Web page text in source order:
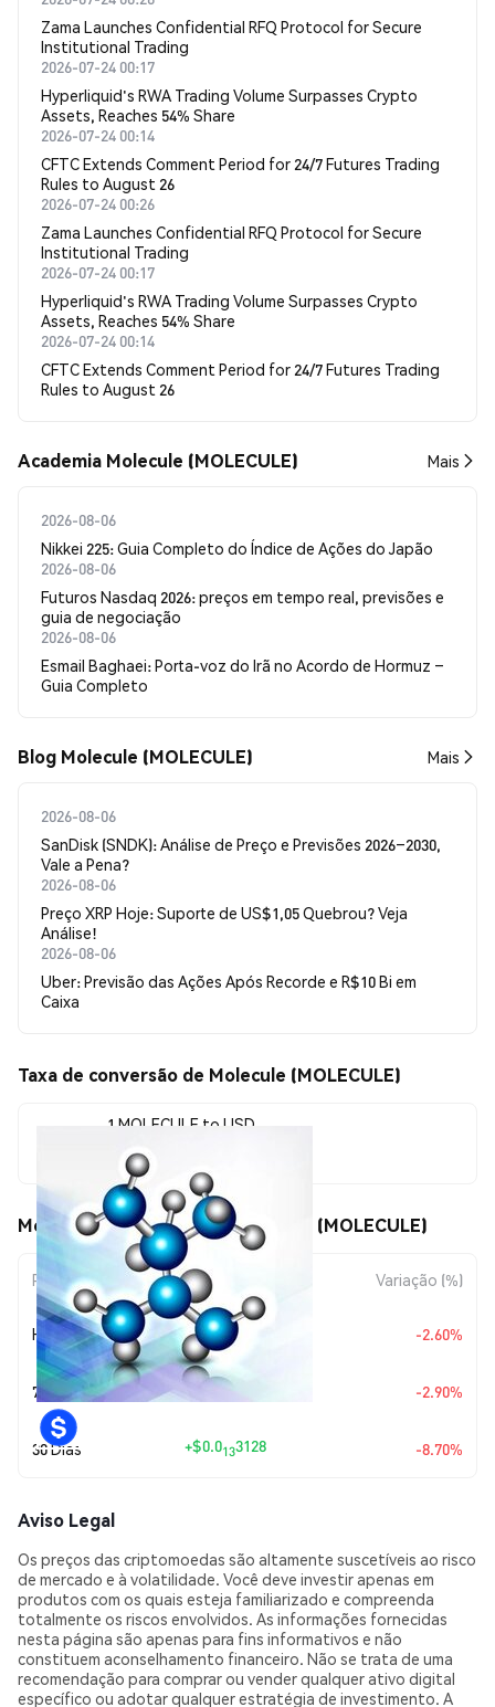
Zama Launches Confidential RFQ Protocol for Secure
Institutional Trading
2026-07-24 00:17
Hyperliquid's RWA Trading Volume Surpasses Crypto
Assets, Reaches 54% Share
2026-07-24 00:14
CFTC Extends Comment Period for 24/7 Futures Trading
Rules to August 26
2026-07-24 00:26
Zama Launches Confidential RFQ Protocol for Secure
Institutional Trading
2026-07-24 00:17
Hyperliquid's RWA Trading Volume Surpasses Crypto
Assets, Reaches 54% Share
2026-07-24 00:14
CFTC Extends Comment Period for 24/7 Futures Trading
Rules to August 26
Academia Molecule (MOLECULE) Mais
2026-08-06
Nikkei 225: Guia Completo do Índice de Ações do Japão
2026-08-06
Futuros Nasdaq 2026: preços em tempo real, previsões e
guia de negociação
2026-08-06
Esmail Baghaei: Porta-voz do Irã no Acordo de Hormuz –
Guia Completo
Blog Molecule (MOLECULE) Mais
2026-08-06
SanDisk (SNDK): Análise de Preço e Previsões 2026–2030,
Vale a Pena?
2026-08-06
Preço XRP Hoje: Suporte de US$1,05 Quebrou? Veja
Análise!
2026-08-06
Uber: Previsão das Ações Após Recorde e R$10 Bi em
Caixa
Taxa de conversão de Molecule (MOLECULE)
1 MOLECULE to USD
$0.0<sub>12</sub>3282
Movimentos de preço de Molecule (MOLECULE)
Período Variação do Valor Variação (%)
Hoje +$0.0148763 -2.60%
7 Dias + $0.0 -2.90%
30 Dias +$0.0133128 -8.70%
Aviso Legal
Os preços das criptomoedas são altamente suscetíveis ao risco
de mercado e à volatilidade. Você deve investir apenas em
produtos com os quais esteja familiarizado e compreenda
totalmente os riscos envolvidos. As informações fornecidas
nesta página são apenas para fins informativos e não
constituem aconselhamento financeiro. Não se trata de uma
recomendação para comprar ou vender qualquer ativo digital
específico ou adotar qualquer estratégia de investimento. A